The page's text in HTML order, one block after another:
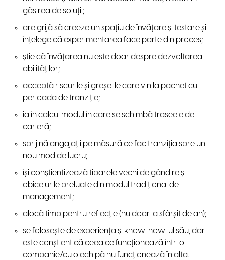
găsirea de soluții;
are grijă să creeze un spațiu de învățare și testare și
înțelege că experimentarea face parte din proces;
știe că învățarea nu este doar despre dezvoltarea
abilităților;
acceptă riscurile și greșelile care vin la pachet cu
perioada de tranziție;
ia în calcul modul în care se schimbă traseele de
carieră;
sprijină angajații pe măsură ce fac tranziția spre un
nou mod de lucru;
își conștientizează tiparele vechi de gândire și
obiceiurile preluate din modul tradițional de
management;
alocă timp pentru reflecție (nu doar la sfârșit de an);
se folosește de experiența și know-how-ul său, dar
este conștient că ceea ce funcționează într-o
companie/cu o echipă nu funcționează în alta.